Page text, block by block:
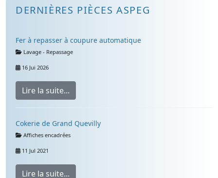
DERNIÈRES PIÈCES ASPEG
Fer à repasser à coupure automatique
Détails
Lavage - Repassage
16 Jui 2026
Lire la suite...
Cokerie de Grand Quevilly
Détails
Affiches encadrées
11 Jul 2021
Lire la suite...